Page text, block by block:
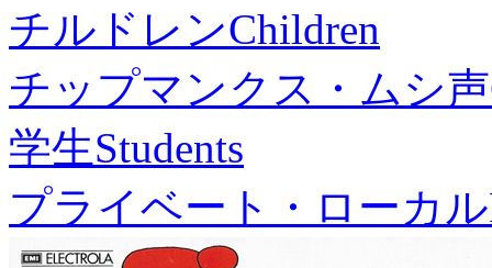
チルドレンChildren
チップマンクス・ムシ声
学生Students
プライベート・ローカル